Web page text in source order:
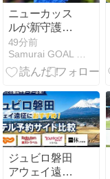
ニューカッス
ルが新守護神
候補を確
保！…昨季ブ
ラガで台頭し
コ代表GK
49分前
ジュビロ磐田
アウェイ遠征